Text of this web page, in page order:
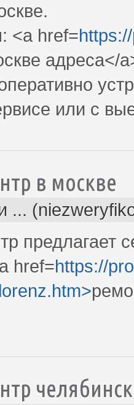
<a href=
адреса</
или с
в москве
...
предлагает
href=https://